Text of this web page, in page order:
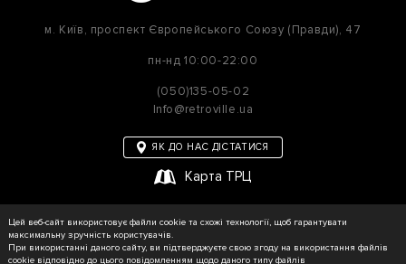
м. Київ, проспект Європейського Союзу (Правди), 47
пн-нд 10:00-22:00
(050)135-05-02
Info@retroville.ua
ЯК ДО НАС ДІСТАТИСЯ
Карта ТРЦ
Цей веб-сайт використовує файли cookie та схожі технології, щоб гарантувати
максимальну зручність користувачів.
При використанні даного сайту, ви підтверджуєте свою згоду на використання файлів
cookie відповідно до цього повідомленням щодо даного типу файлів